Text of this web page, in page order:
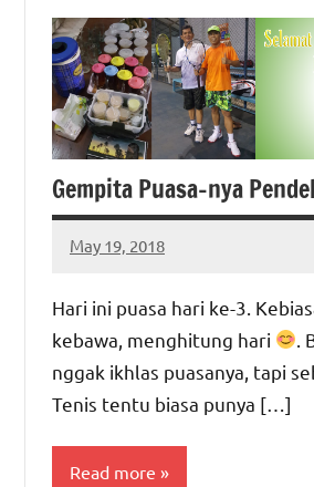
Gempita Puasa-nya
May 19, 2018
ptgiait
Hari ini puasa hari ke-3.
kebawa, menghitung hari
nggak ikhlas puasanya, tapi
Tenis tentu biasa punya […]
Read more